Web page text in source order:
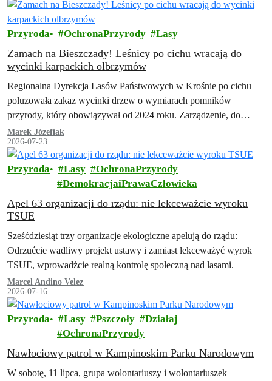
Przyroda OchronaPrzyrody Lasy
Zamach na Bieszczady! Leśnicy po cichu wracają do
wycinki karpackich olbrzymów
Regionalna Dyrekcja Lasów Państwowych w Krośnie po cichu
poluzowała zakaz wycinki drzew o wymiarach pomników
przyrody, który obowiązywał od 2024 roku. Zarządzenie, do
którego dotarła Inicjatywa Dzikie Karpaty, przewiduje szeroki…
Marek Józefiak
2026-07-23
Przyroda Lasy
OchronaPrzyrody
DemokracjaiPrawaCzłowieka
Apel 63 organizacji do rządu: nie lekceważcie wyroku
TSUE
Sześćdziesiąt trzy organizacje ekologiczne apelują do rządu:
Odrzućcie wadliwy projekt ustawy i zamiast lekceważyć wyrok
TSUE, wprowadźcie realną kontrolę społeczną nad lasami.
Marcel Andino Velez
2026-07-16
Przyroda Lasy Pszczoły
Działaj
OchronaPrzyrody
Nawłociowy patrol w Kampinoskim Parku Narodowym
W sobotę, 11 lipca, grupa wolontariuszy i wolontariuszek